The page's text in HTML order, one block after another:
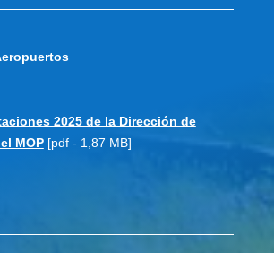
2025 de la Dirección de
MOP[pdf - 1,87 MB]